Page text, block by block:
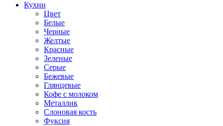
Кухни
Цвет
Белые
Черные
Желтые
Красные
Зеленые
Серые
Бежевые
Глянцевые
Кофе с молоком
Металлик
Слоновая кость
Фуксия